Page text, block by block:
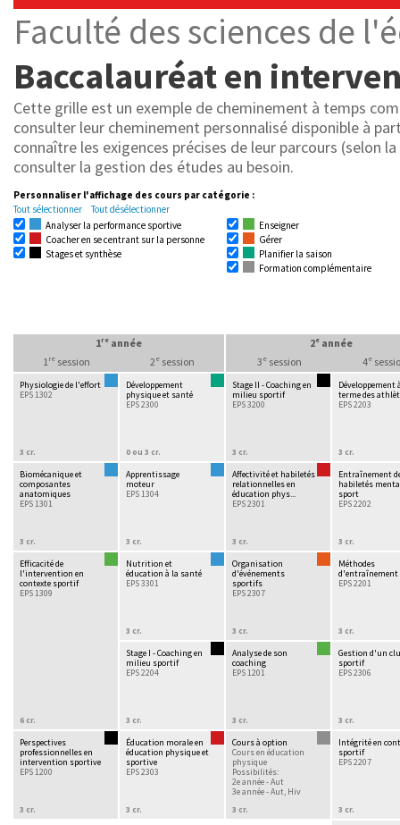
Faculté des sciences de
Baccalauréat en
Cette grille est un exemple de cheminement à temps
consulter leur cheminement personnalisé disponible à
connaître les exigences précises de leur parcours (selon
consulter la gestion des études au besoin.
Personnaliser l'affichage des cours par catégorie :
Tout sélectionner
Tout désélectionner
Analyser la performance sportive
Coacher en se centrant sur la personne
Stages et synthèse
Enseigner
Gérer
Planifier la saison
Formation complémentaire
1re année 2e année
1re session
Physiologie de l'effort
EPS 1302
3 cr.
Biomécanique et
composantes
anatomiques
EPS 1301
3 cr.
Efficacité de
l'intervention en
contexte sportif
EPS 1309
6 cr.
Perspectives
professionnelles en
intervention sportive
EPS 1200
3 cr.
2esession
Développement
physique et santé
EPS 2300
0 ou 3 cr.
Apprentissage
moteur
EPS 1304
3 cr.
Nutrition et
éducation à la santé
EPS 3301
3 cr.
Stage I - Coaching en
milieu sportif
EPS 2204
3 cr.
Éducation morale en
éducation physique et
sportive
EPS 2303
3 cr.
3 esession
Stage II - Coaching en
milieu sportif
EPS 3200
3 cr.
Affectivité et habiletés
relationnelles en
éducation phys...
EPS 2301
3 cr.
Organisation
d'événements
sportifs
EPS 2307
3 cr.
Analyse de son
coaching
EPS 1201
3 cr.
Cours à option
Cours en éducation
physique
Possibilités:
2e année - Aut
3e année - Aut, Hiv
3 cr.
4e
Développement
terme des
EPS 2203
3 cr.
Entraînement
habiletés
sport
EPS 2202
3 cr.
Méthodes
d'entraînement
EPS 2201
3 cr.
Gestion d'un
sportif
EPS 2306
3 cr.
Intégrité en
sportif
EPS 2207
3 cr.